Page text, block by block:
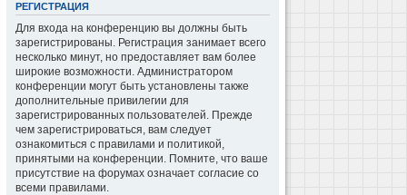
РЕГИСТРАЦИЯ
Для входа на конференцию вы должны быть
зарегистрированы. Регистрация занимает всего
несколько минут, но предоставляет вам более
широкие возможности. Администратором
конференции могут быть установлены также
дополнительные привилегии для
зарегистрированных пользователей. Прежде
чем зарегистрироваться, вам следует
ознакомиться с правилами и политикой,
принятыми на конференции. Помните, что ваше
присутствие на форумах означает согласие со
всеми правилами.